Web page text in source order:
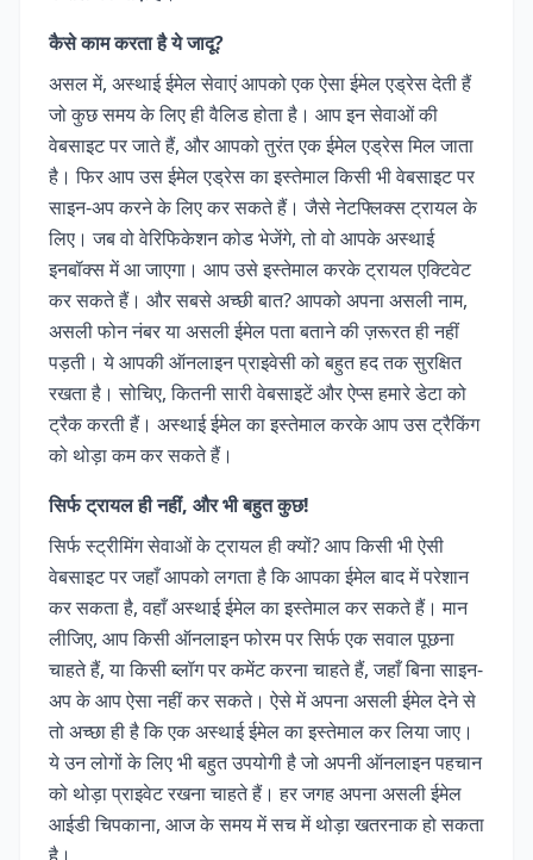
कैसे काम करता है ये जादू?
असल में, अस्थाई ईमेल सेवाएं आपको एक ऐसा ईमेल एड्रेस देती हैं
जो कुछ समय के लिए ही वैलिड होता है। आप इन सेवाओं की
वेबसाइट पर जाते हैं, और आपको तुरंत एक ईमेल एड्रेस मिल जाता
है। फिर आप उस ईमेल एड्रेस का इस्तेमाल किसी भी वेबसाइट पर
साइन-अप करने के लिए कर सकते हैं। जैसे नेटफ्लिक्स ट्रायल के
लिए। जब वो वेरिफिकेशन कोड भेजेंगे, तो वो आपके अस्थाई
इनबॉक्स में आ जाएगा। आप उसे इस्तेमाल करके ट्रायल एक्टिवेट
कर सकते हैं। और सबसे अच्छी बात? आपको अपना असली नाम,
असली फोन नंबर या असली ईमेल पता बताने की ज़रूरत ही नहीं
पड़ती। ये आपकी ऑनलाइन प्राइवेसी को बहुत हद तक सुरक्षित
रखता है। सोचिए, कितनी सारी वेबसाइटें और ऐप्स हमारे डेटा को
ट्रैक करती हैं। अस्थाई ईमेल का इस्तेमाल करके आप उस ट्रैकिंग
को थोड़ा कम कर सकते हैं।
सिर्फ ट्रायल ही नहीं, और भी बहुत कुछ!
सिर्फ स्ट्रीमिंग सेवाओं के ट्रायल ही क्यों? आप किसी भी ऐसी
वेबसाइट पर जहाँ आपको लगता है कि आपका ईमेल बाद में परेशान
कर सकता है, वहाँ अस्थाई ईमेल का इस्तेमाल कर सकते हैं। मान
लीजिए, आप किसी ऑनलाइन फोरम पर सिर्फ एक सवाल पूछना
चाहते हैं, या किसी ब्लॉग पर कमेंट करना चाहते हैं, जहाँ बिना साइन-
अप के आप ऐसा नहीं कर सकते। ऐसे में अपना असली ईमेल देने से
तो अच्छा ही है कि एक अस्थाई ईमेल का इस्तेमाल कर लिया जाए।
ये उन लोगों के लिए भी बहुत उपयोगी है जो अपनी ऑनलाइन पहचान
को थोड़ा प्राइवेट रखना चाहते हैं। हर जगह अपना असली ईमेल
आईडी चिपकाना, आज के समय में सच में थोड़ा खतरनाक हो सकता
है।